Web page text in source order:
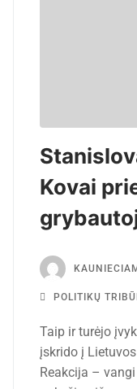
Kovai
POLITIKŲ
Taip ir turėjo
įskrido į
Reakcija –